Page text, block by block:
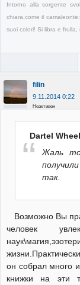
Intorno alla sorgente
chiara,come il
suoi colori! Si libra e
filin
9.11.2014 0:22
Неактивен
Dartel
Жаль
так.
Возможно Вы
человек
он собрал много
книжки на эти